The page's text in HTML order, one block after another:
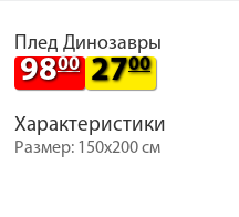
Плед Динозавры
9800 2700
Характеристики
Размер: 150х200 см